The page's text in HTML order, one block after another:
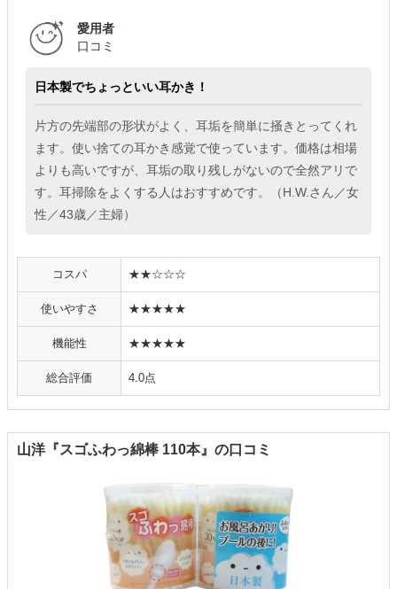
愛用者
口コミ
日本製でちょっといい耳かき！
片方の先端部の形状がよく、耳垢を簡単に掻きとってくれ
ます。使い捨ての耳かき感覚で使っています。価格は相場
よりも高いですが、耳垢の取り残しがないので全然アリで
す。耳掃除をよくする人はおすすめです。（H.W.さん／女
性／43歳／主婦）
コスパ ★★☆☆☆
使いやすさ ★★★★★
機能性 ★★★★★
総合評価 4.0点
山洋『スゴふわっ綿棒 110本』の口コミ